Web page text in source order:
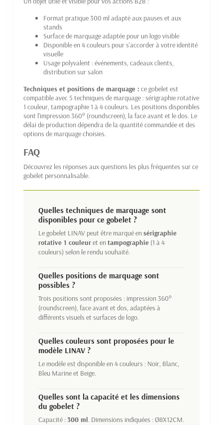
Format pratique 300 ml adapté aux pauses et aux
stands
Surface de marquage adaptée pour un logo visible
Disponible en 4 couleurs pour s'accorder à votre identité
visuelle
Usage polyvalent : événements, cadeaux clients,
distribution sur salon
Techniques et positions de marquage : ce gobelet est
compatible avec 5 techniques de marquage : sérigraphie rotative
1 couleur, tampographie 1 à 4 couleurs. Les positions disponibles
sont l'impression 360° (roundscreen), la face avant et le dos. Le
délai de production dépendra de la quantité commandée et des
options de marquage choisies.
FAQ
Découvrez les réponses aux questions les plus fréquentes sur ce
gobelet personnalisable.
Quelles techniques de marquage sont
disponibles pour ce gobelet ?
Le gobelet LINAV peut être marqué ensérigraphie
rotative 1 couleuret entampographie (1 à 4
couleurs) selon le rendu souhaité.
Quelles positions de marquage sont
possibles ?
Trois positions sont proposées : impression 360°
(roundscreen), face avant et dos, adaptées à
différents visuels et surfaces de logo.
Quelles couleurs sont proposées pour le
modèle LINAV ?
Le modèle est disponible en 4 couleurs : Noir, Blanc,
Bleu Marine et Beige.
Quelles sont la capacité et les dimensions
du gobelet ?
Capacité :300 ml. Dimensions indiquées : Ø8X12CM.